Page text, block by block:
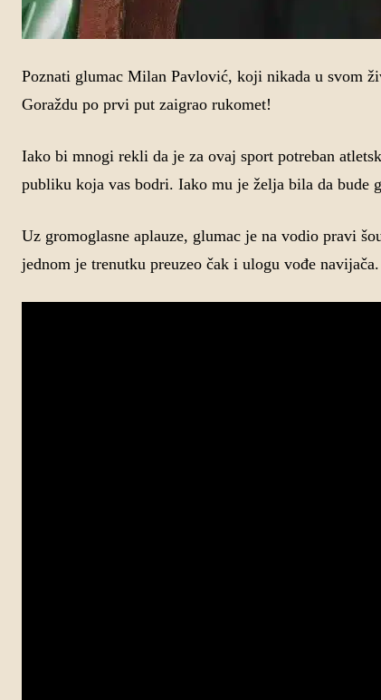
Poznati glumac Milan Pavlović, koji nikada u svom
Goraždu po prvi put zaigrao rukomet!
Iako bi mnogi rekli da je za ovaj sport potreban
publiku koja vas bodri. Iako mu je želja bila da bude
Uz gromoglasne aplauze, glumac je na vodio pravi
jednom je trenutku preuzeo čak i ulogu vođe navijača.